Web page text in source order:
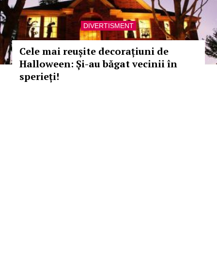
DIVERTISMENT
Cele mai reușite decorațiuni de
Halloween: Și-au băgat vecinii în
sperieți!